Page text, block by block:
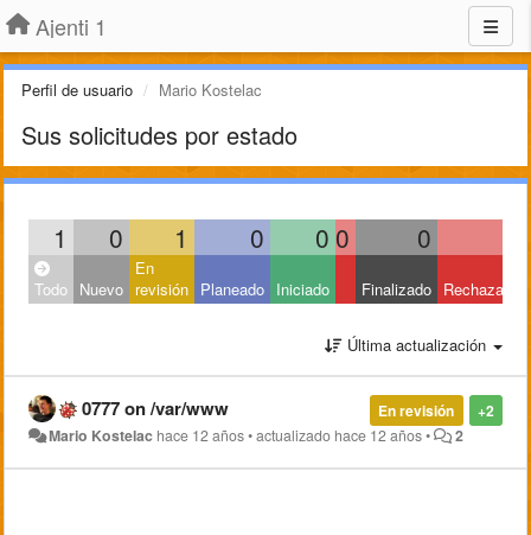
Ajenti 1
Perfil de usuario Mario Kostelac
Sus solicitudes por estado
1 0 1 0 0 0 0
Todo Nuevo
En
revisión Planeado Iniciado Finalizado Rechazado
Última actualización
+2
En revisión
0777 on /var/www
Mario Kostelac hace 12 años•actualizado hace 12 años• 2